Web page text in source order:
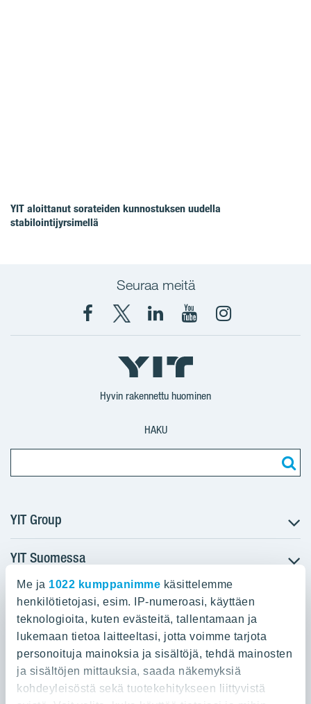
Me ja 1022 kumppanimme käsittelemme
henkilötietojasi, esim. IP-numeroasi, käyttäen
teknologioita, kuten evästeitä, tallentamaan ja
lukemaan tietoa laitteeltasi, jotta voimme tarjota
personoituja mainoksia ja sisältöjä, tehdä mainosten
ja sisältöjen mittauksia, saada näkemyksiä
kohdeyleisöstä sekä tuotekehitykseen liittyvistä
YIT aloittanut sorateiden kunnostuksen uudella
stabilointijyrsimellä
Seuraa meitä
Facebook
X
YIT
Suomi
YIT
Corporation
YIT
Corporation
Instagram
Hyvin rakennettu huominen
HAKU
YIT Group
Tietoa YIT:stä
Töihin meille
Sijoittajat
Projektit
Vastuullisuus
Media
Yhteystiedot
YIT Suomessa
Myytävät asunnot
Vuokrattavat toimitilat
Kiinteistösijoittaminen
Infrarakentaminen
Toimitilarakentaminen
YIT:n pääkonttori
Panuntie 11, PL 36, 00620 Helsinki
020 433 111